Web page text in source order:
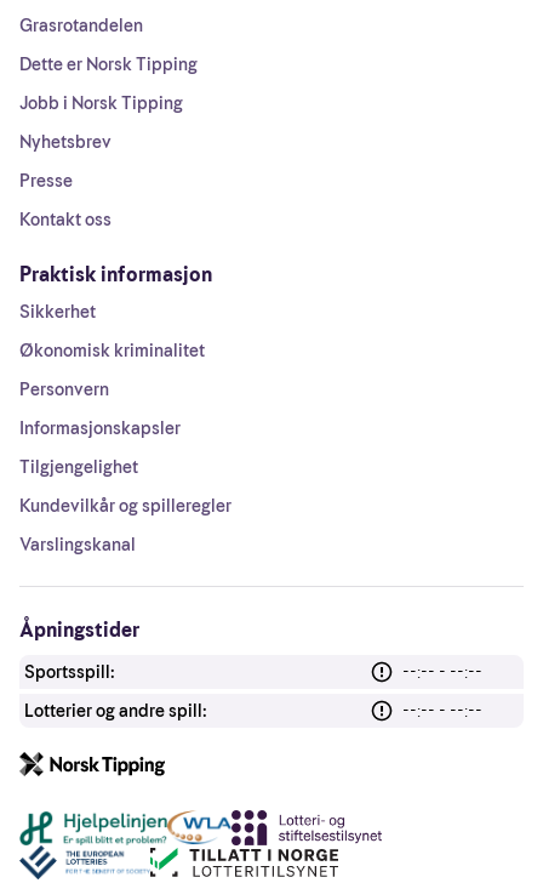
Grasrotandelen
Dette er Norsk Tipping
Jobb i Norsk Tipping
Nyhetsbrev
Presse
Kontakt oss
Praktisk informasjon
Sikkerhet
Økonomisk kriminalitet
Personvern
Informasjonskapsler
Tilgjengelighet
Kundevilkår og spilleregler
Varslingskanal
Åpningstider
Sportsspill:
--:-- - --:--
Lotterier og andre spill:
--:-- - --:--
Andre lenker